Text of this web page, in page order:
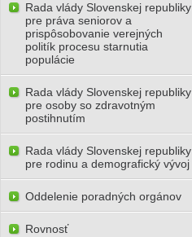
Rada vlády Slovenskej republiky
pre práva seniorov a
prispôsobovanie verejných
politík procesu starnutia
populácie
Rada vlády Slovenskej republiky
pre osoby so zdravotným
postihnutím
Rada vlády Slovenskej republiky
pre rodinu a demografický vývoj
Oddelenie poradných orgánov
Rovnosť